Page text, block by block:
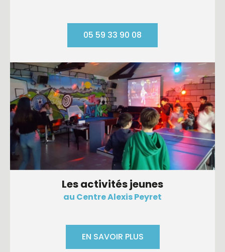
05 59 33 90 08
Les activités jeunes
au Centre Alexis Peyret
EN SAVOIR PLUS